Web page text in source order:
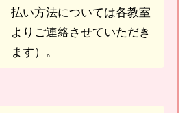
払い方法については各教室
よりご連絡させていただき
ます）。